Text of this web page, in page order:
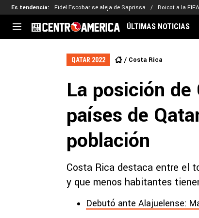
Es tendencia: Fidel Escobar se aleja de Saprissa Boicot a la FIFA
CENTROAMÉRICA
CONCACAF
Liga de Naciones
Copa de Campeones
MLS
ÚLTIMAS NOTICIAS
QATAR 2022 Costa Rica
La posición
países de
población
Costa Rica destaca entre el
y que menos habitantes
Debutó ante Alajuelense: